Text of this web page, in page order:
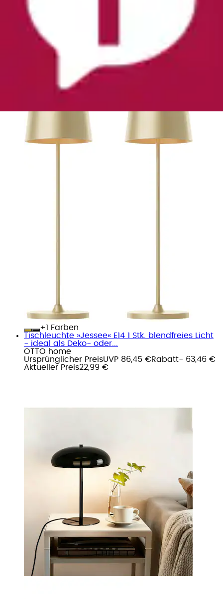
+
LED Tischleuchte »Kaami - mobile LED Außen
Akku Tischlampe 2er-Set« LED-Modul 2 Stk....
UVP 59,99 €Rabatt
32,99 €
+
Farben
Tischleuchte »Jessee« E14 1 Stk. blendfreies Licht
- ideal als Deko- oder...
OTTO home
Ursprünglicher PreisUVP 86,45 €Rabatt- 63,46 €
Aktueller Preis22,99 €